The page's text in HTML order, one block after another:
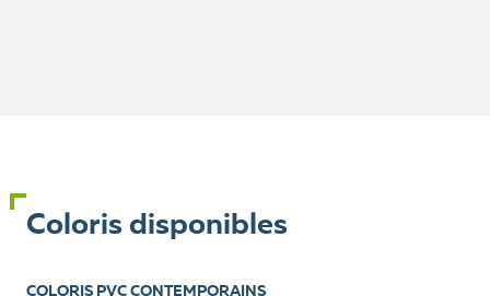
Coloris disponibles
COLORIS PVC CONTEMPORAINS